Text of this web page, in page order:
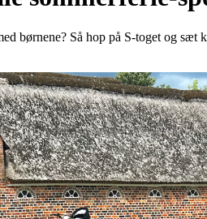
børnene? Så hop på S-toget og sæt